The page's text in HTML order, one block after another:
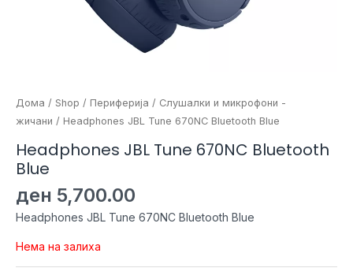
Дома / Shop / Периферија / Слушалки и микрофони -
жичани / Headphones JBL Tune 670NC Bluetooth Blue
Headphones JBL Tune 670NC Bluetooth
Blue
ден 5,700.00
Headphones JBL Tune 670NC Bluetooth Blue
Нема на залиха